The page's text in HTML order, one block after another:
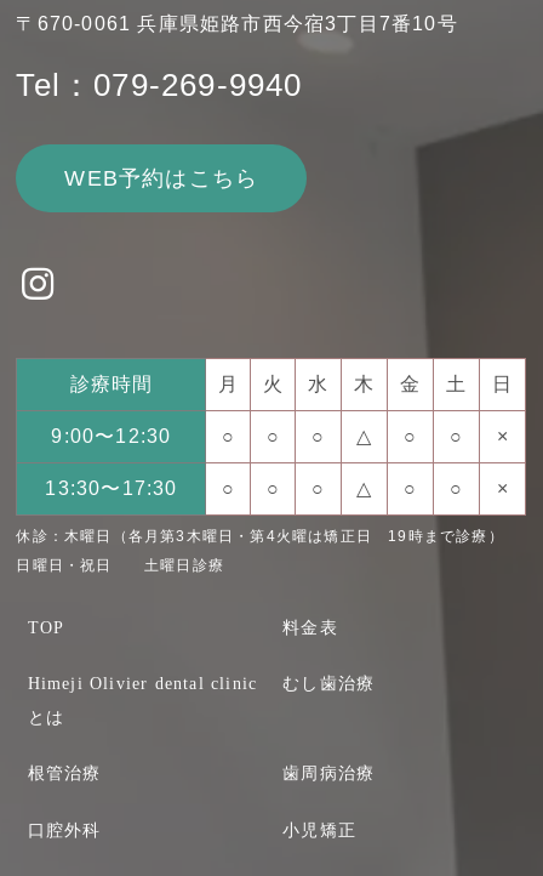
〒670-0061 兵庫県姫路市西今宿3丁目7番10号
Tel：079-269-9940
WEB予約はこちら
診療時間 月 火 水 木 金 土 日
9:00〜12:30 ○ ○ ○ △ ○ ○ ×
13:30〜17:30 ○ ○ ○ △ ○ ○ ×
休診：木曜日（各月第3木曜日・第4火曜は矯正日 19時まで診療）
日曜日・祝日 土曜日診療
TOP 料金表
Himeji Olivier dental clinic
とは
むし歯治療
根管治療 歯周病治療
口腔外科 小児矯正